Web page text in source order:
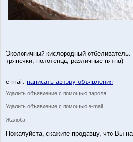
Экологичный кислородный
тряпочки, полотенца, различные пятна)
e-mail: написать автору объявления
Удалить объявление с помощью пароля
Удалить объявление с помощью e-mail
Жалоба
Пожалуйста, скажите продавцу, что Вы